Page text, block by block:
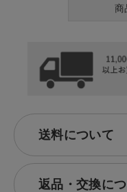
商
送料について
返品・交換に